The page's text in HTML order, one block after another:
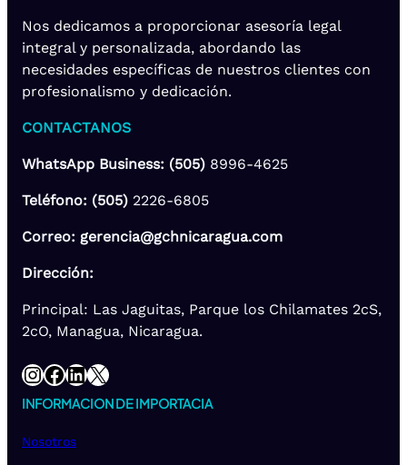
Nos dedicamos a proporcionar asesoría legal
integral y personalizada, abordando las
necesidades específicas de nuestros clientes con
profesionalismo y dedicación.
CONTACTANOS
WhatsApp Business: (505) 8996-4625
Teléfono: (505) 2226-6805
Correo: gerencia@gchnicaragua.com
Dirección:
Principal: Las Jaguitas, Parque los Chilamates 2cS,
2cO, Managua, Nicaragua.
InstagramFacebook LinkedIn X
INFORMACION DE IMPORTACIA
Nosotros